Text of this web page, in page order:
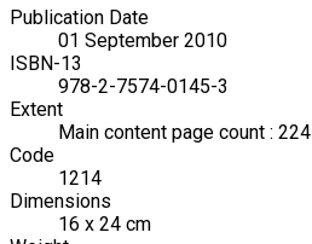
Publication Date
01 September 2010
ISBN-13
978-2-7574-0145-3
Extent
Main content page count : 224
Code
1214
Dimensions
16 x 24 cm